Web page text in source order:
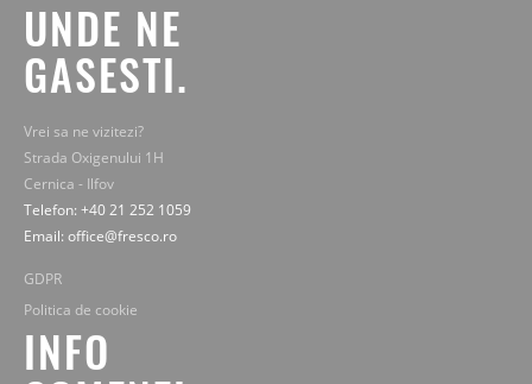
UNDE NE
GASESTI.
Vrei sa ne vizitezi?
Strada Oxigenului 1H
Cernica - Ilfov
Telefon: +40 21 252 1059
Email: office@fresco.ro
GDPR
Politica de cookie
INFO